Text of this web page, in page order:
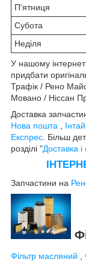
П'ятниця
Субота
Неділя
У нашому інтернет
придбати
Трафік / Рено
Мовано / Ніссан
Доставка
Нова пошта
Експрес . Більш
розділі "Доставка
Запчастини на
Фільтр масляний ,